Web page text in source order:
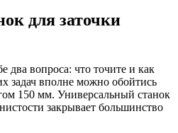
для заточки
два вопроса: что точите и как
задач вполне можно обойтись
150 мм. Универсальный станок
закрывает большинство